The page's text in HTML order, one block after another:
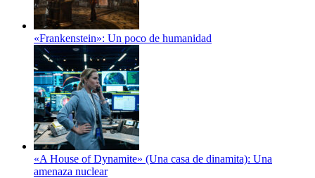
«Frankenstein»: Un poco de humanidad
«A House of Dynamite» (Una casa de dinamita): Una
amenaza nuclear